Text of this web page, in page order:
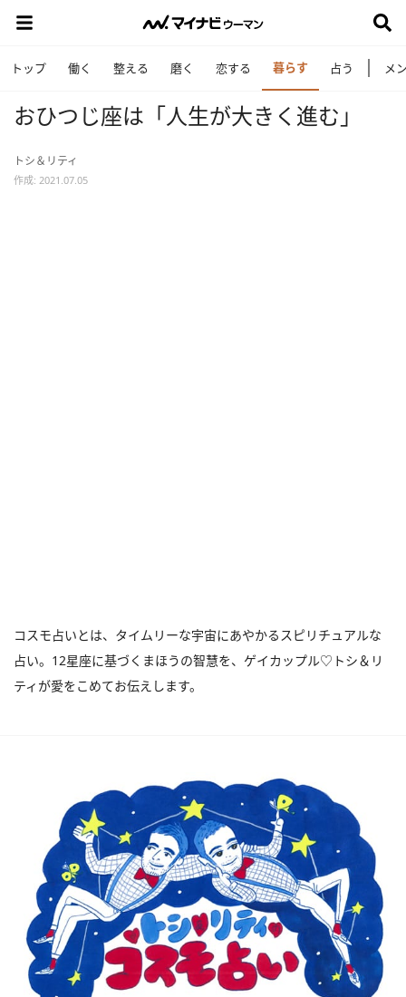
トップ 働く 整える 磨く 恋する 暮らす 占う メ
おひつじ座は「人生が大きく進む」
トシ＆リティ
作成: 2021.07.05
コスモ占いとは、タイムリーな宇宙にあやかるスピリチュアルな
占い。12星座に基づくまほうの智慧を、ゲイカップル♡トシ＆リ
ティが愛をこめてお伝えします。